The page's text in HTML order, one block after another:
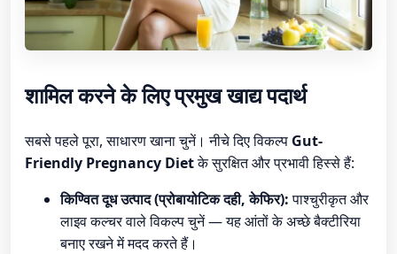
शामिल करने के लिए प्रमुख खाद्य पदार्थ
सबसे पहले पूरा, साधारण खाना चुनें। नीचे दिए विकल्प Gut-
Friendly Pregnancy Dietके सुरक्षित और प्रभावी हिस्से हैं:
किण्वित दूध उत्पाद (प्रोबायोटिक दही, केफिर):पाश्चुरीकृत और
लाइव कल्चर वाले विकल्प चुनें — यह आंतों के अच्छे बैक्टीरिया
बनाए रखने में मदद करते हैं।